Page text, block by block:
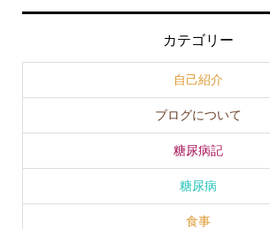
カテゴリー
自己紹介
ブログについて
糖尿病記
糖尿病
食事